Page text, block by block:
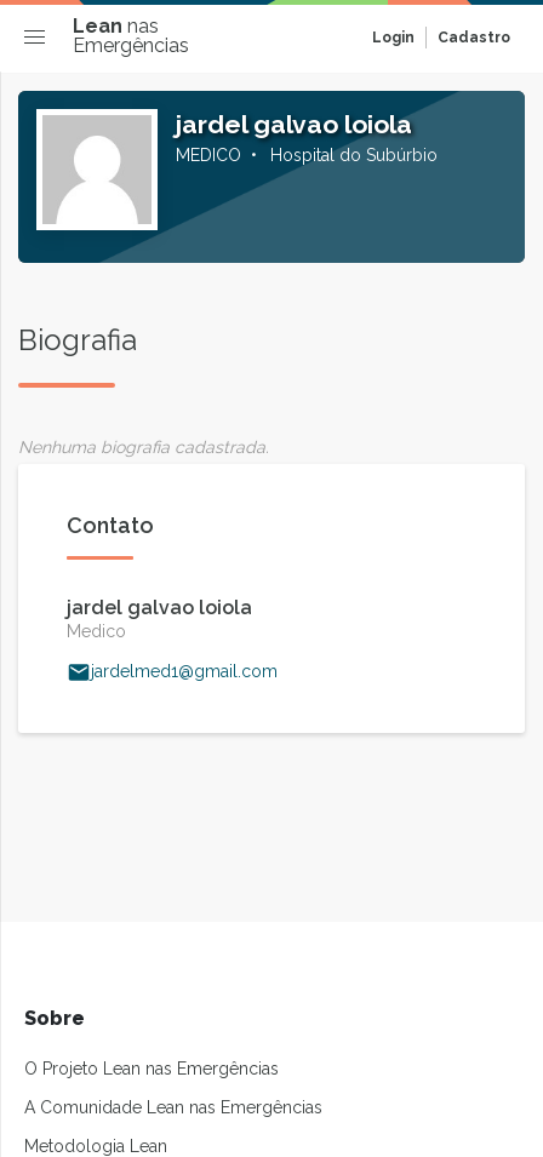
Lean nas
Emergências
Login Cadastro
jardel galvao loiola
MEDICO Hospital do Subúrbio
Biografia
Nenhuma biografia cadastrada.
Contato
jardel galvao loiola
Medico
jardelmed1@gmail.com
Sobre
O Projeto Lean nas Emergências
A Comunidade Lean nas Emergências
Metodologia Lean